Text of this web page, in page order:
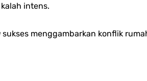
intens.
sukses menggambarkan konflik